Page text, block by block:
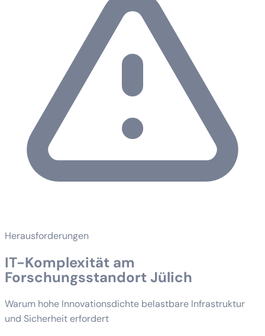
Herausforderungen
IT-Komplexität am
Forschungsstandort Jülich
Warum hohe Innovationsdichte belastbare Infrastruktur
und Sicherheit erfordert